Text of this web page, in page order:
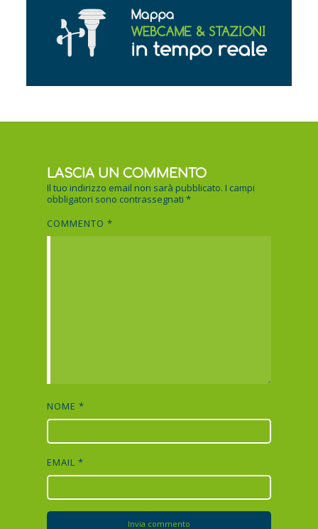
LASCIA UN COMMENTO
Il tuo indirizzo email non sarà pubblicato. I campi
obbligatori sono contrassegnati*
COMMENTO*
NOME*
EMAIL*